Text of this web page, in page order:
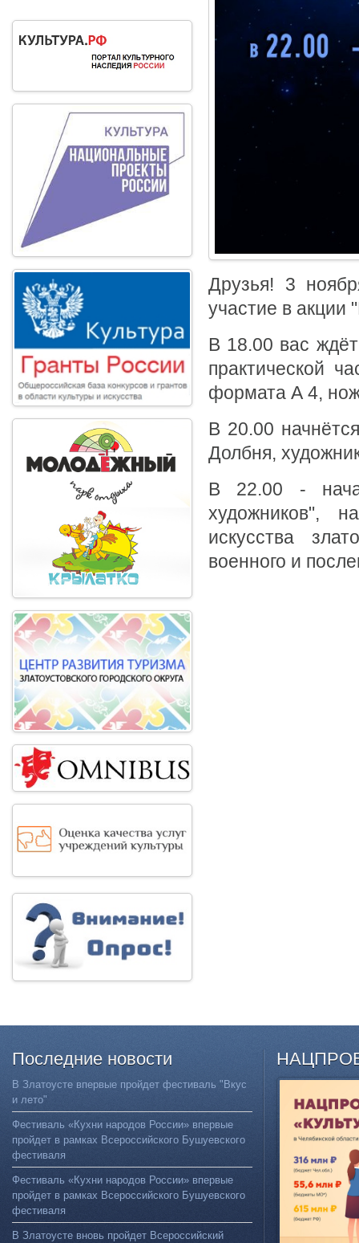
Друзья! 3
участие в акции
В 18.00 вас
практической
формата А 4,
В 20.00
Долбня,
В 22.00 -
художников",
искусства
военного и
Последние новости
В Златоусте впервые пройдет фестиваль "Вкус
и лето"
Фестиваль «Кухни народов России» впервые
пройдет в рамках Всероссийского Бушуевского
фестиваля
Фестиваль «Кухни народов России» впервые
пройдет в рамках Всероссийского Бушуевского
фестиваля
В Златоусте вновь пройдет Всероссийский